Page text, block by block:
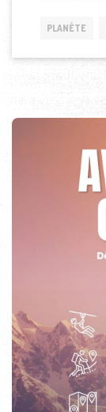
PLANÈTE